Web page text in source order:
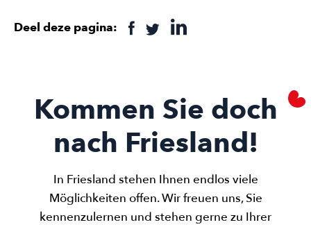
Deel deze pagina:
Kommen Sie doch
nach Friesland!
In Friesland stehen Ihnen endlos viele
Möglichkeiten offen. Wir freuen uns, Sie
kennenzulernen und stehen gerne zu Ihrer